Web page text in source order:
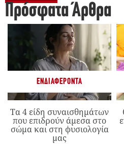
Πρόσφατα Άρθρα
ΕΝΔΙΑΦΈΡΟΝΤΑ
Τα 4 είδη συναισθημάτων
που επιδρούν άμεσα στο
σώμα και στη φυσιολογία
μας